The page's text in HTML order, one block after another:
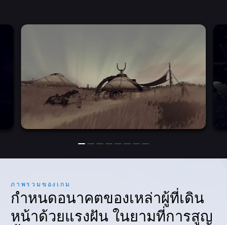
ภาพรวมของเกม
กำหนดอนาคตของเหล่าผู้ที่เดิน
หน้าด้วยแรงฝัน ในยามที่การสูญ